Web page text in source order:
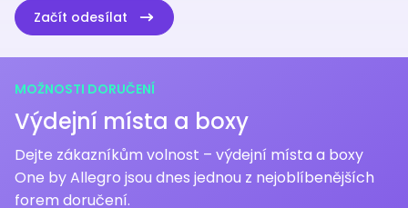
Začít odesílat
MOŽNOSTI DORUČENÍ
Výdejní místa a boxy
Dejte zákazníkům volnost – výdejní místa a boxy
One by Allegro jsou dnes jednou z nejoblíbenějších
forem doručení.